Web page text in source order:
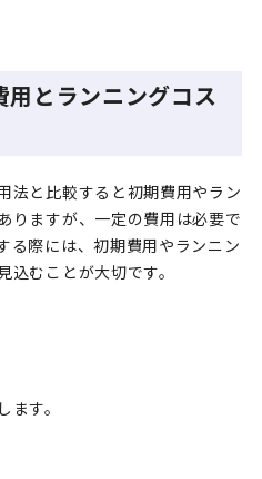
とランニングコス
法と比較すると初期費用やラン
りますが、一定の費用は必要で
る際には、初期費用やランニン
むことが大切です。
す。